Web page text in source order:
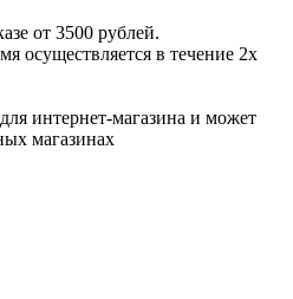
от 3500 рублей.
осуществляется в течение 2х
интернет-магазина и может
магазинах